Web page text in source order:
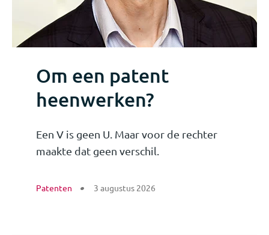
Om een patent
heenwerken?
Een V is geen U. Maar voor de rechter
maakte dat geen verschil.
Patenten 3 augustus 2026